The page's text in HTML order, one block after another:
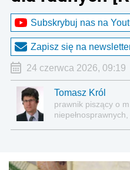
Subskrybuj nas na
Zapisz się na
24 czerwca 2026, 09:19
Tomasz Król
prawnik piszący o